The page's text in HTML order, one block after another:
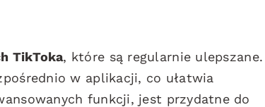
TikToka, które są regularnie ulepszane.
w aplikacji, co ułatwia
funkcji, jest przydatne do